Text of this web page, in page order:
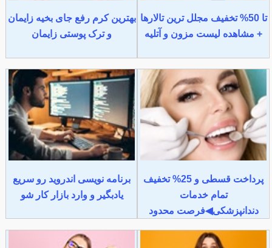
تا 50% تخفیف مجلل ترین تالارها
+ مشاهده لیست مزون و آتلیه
بهترین کرم رفع جای بخیه زایمان
و ترک پوستی زایمان
پرداخت قسطی و 25% تخفیف
تمام خدمات
دندانپزشکی◀فرصت محدود
برنامه نویسی اندروید رو سریع
یادبگیر و وارد بازار کار شو